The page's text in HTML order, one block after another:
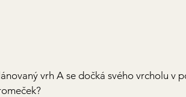
vrh A se dočká svého vrcholu v